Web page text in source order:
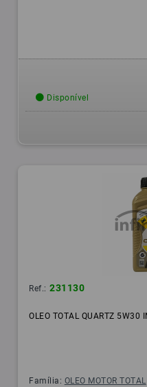
Disponível
Ref.: 231130
OLEO TOTAL QUARTZ 5W30
Família: OLEO MOTOR TOTAL